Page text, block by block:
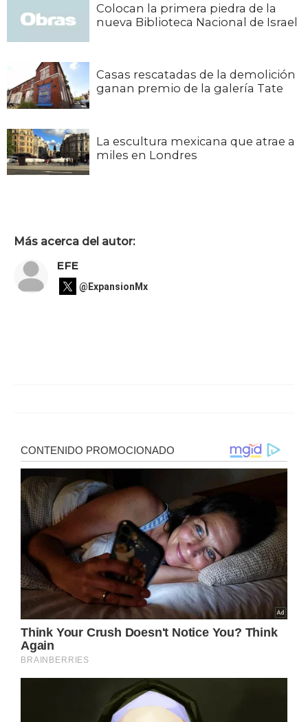
Colocan la primera piedra de la
nueva Biblioteca Nacional de Israel
Casas rescatadas de la demolición
ganan premio de la galería Tate
La escultura mexicana que atrae a
miles en Londres
Más acerca del autor:
EFE
@ExpansionMx